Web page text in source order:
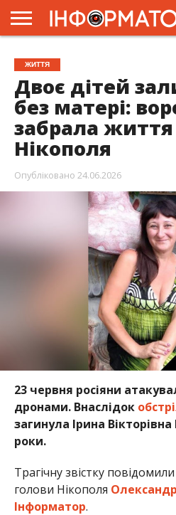
ГОЛОВНА
ЖИТТЯ
ВЛАДА
ГРОШІ
ТРЕШ
ПРЕС-
РЕЛІЗИ
РЕКЛАМА
ПРОЕКТИ
ЖИТТЯ
Двоє дітей
без матері:
забрала
Нікополя
Опубліковано 24.06.2026
23 червня росіяни
дронами. Внаслідок
загинула Ірина
роки.
Трагічну звістку
голови Нікополя
Інформатор.